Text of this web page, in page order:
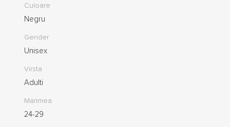
Culoare
Negru
Gender
Unisex
Virsta
Adulti
Marimea
24-29